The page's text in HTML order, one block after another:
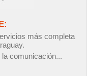
más completa
comunicación...